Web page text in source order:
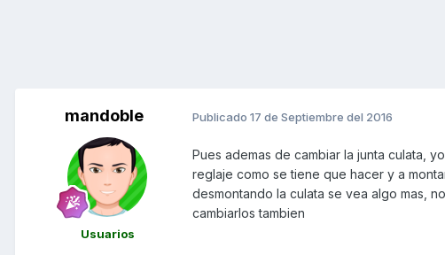
mandoble
Usuarios
Publicado 17 de Septiembre del 2016
Pues ademas de cambiar la junta culata,
reglaje como se tiene que hacer y a
desmontando la culata se vea algo mas,
cambiarlos tambien